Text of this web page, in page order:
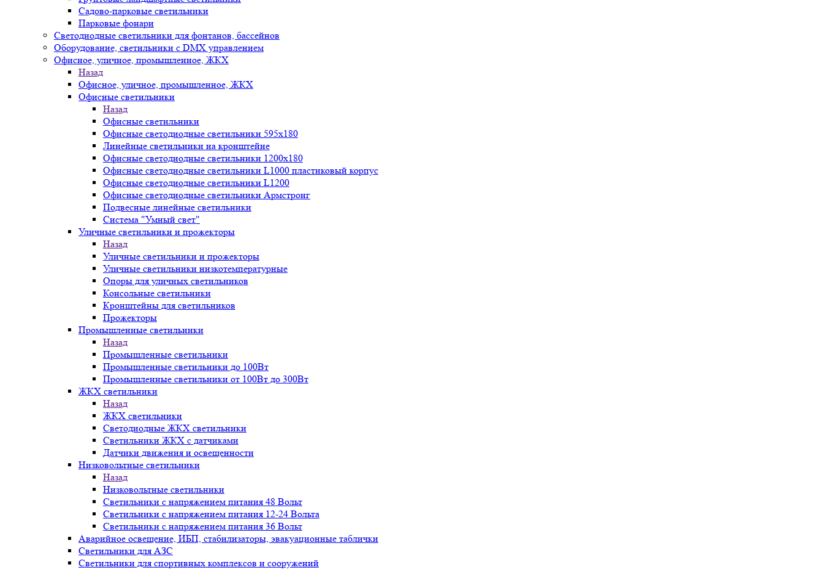
Садово-парковые светильники
Парковые фонари
Светодиодные светильники для фонтанов, бассейнов
Оборудование, светильники с DMX управлением
Офисное, уличное, промышленное, ЖКХ
Назад
Офисное, уличное, промышленное, ЖКХ
Офисные светильники
Назад
Офисные светильники
Офисные светодиодные светильники 595х180
Линейные светильники на кронштейне
Офисные светодиодные светильники 1200x180
Офисные светодиодные светильники L1000 пластиковый корпус
Офисные светодиодные светильники L1200
Офисные светодиодные светильники Армстронг
Подвесные линейные светильники
Система "Умный свет"
Уличные светильники и прожекторы
Назад
Уличные светильники и прожекторы
Уличные светильники низкотемпературные
Опоры для уличных светильников
Консольные светильники
Кронштейны для светильников
Прожекторы
Промышленные светильники
Назад
Промышленные светильники
Промышленные светильники до 100Вт
Промышленные светильники от 100Вт до 300Вт
ЖКХ светильники
Назад
ЖКХ светильники
Светодиодные ЖКХ светильники
Светильники ЖКХ с датчиками
Датчики движения и освещенности
Низковольтные светильники
Назад
Низковольтные светильники
Светильники с напряжением питания 48 Вольт
Светильники с напряжением питания 12-24 Вольта
Светильники с напряжением питания 36 Вольт
Аварийное освещение, ИБП, стабилизаторы, эвакуационные таблички
Светильники для АЗС
Светильники для спортивных комплексов и сооружений